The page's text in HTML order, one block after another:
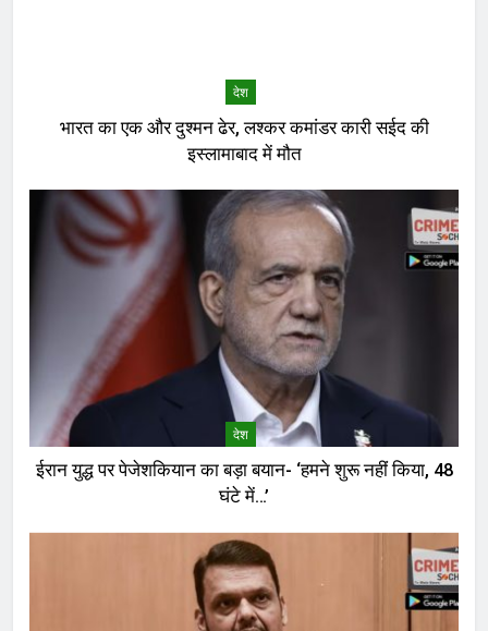
देश
भारत का एक और दुश्मन ढेर, लश्कर कमांडर कारी सईद की
इस्लामाबाद में मौत
देश
ईरान युद्ध पर पेजेशकियान का बड़ा बयान- ‘हमने शुरू नहीं किया, 48
घंटे में…’